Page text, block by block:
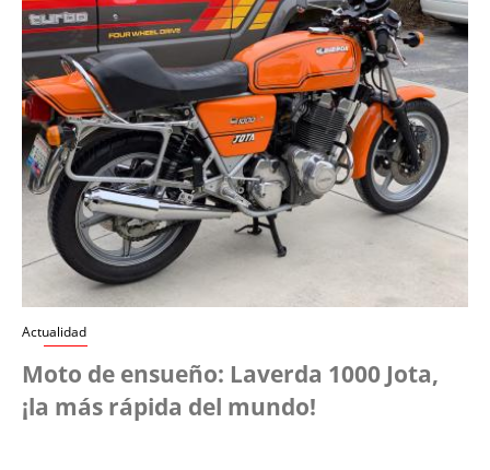
Actualidad
Moto de ensueño: Laverda 1000 Jota,
¡la más rápida del mundo!